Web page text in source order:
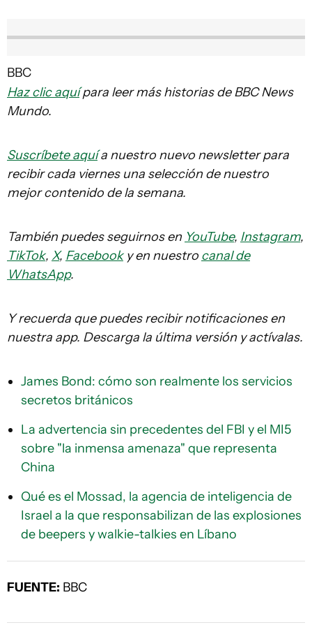
BBC
Haz clic aquípara leer más historias de BBC News
Mundo.
Suscríbete aquía nuestro nuevo newsletter para
recibir cada viernes una selección de nuestro
mejor contenido de la semana.
También puedes seguirnos en YouTube, Instagram,
TikTok, X, Facebooky en nuestro canal de
WhatsApp.
Y recuerda que puedes recibir notificaciones en
nuestra app. Descarga la última versión y actívalas.
James Bond: cómo son realmente los servicios
secretos británicos
La advertencia sin precedentes del FBI y el MI5
sobre "la inmensa amenaza" que representa
China
Qué es el Mossad, la agencia de inteligencia de
Israel a la que responsabilizan de las explosiones
de beepers y walkie-talkies en Líbano
FUENTE: BBC